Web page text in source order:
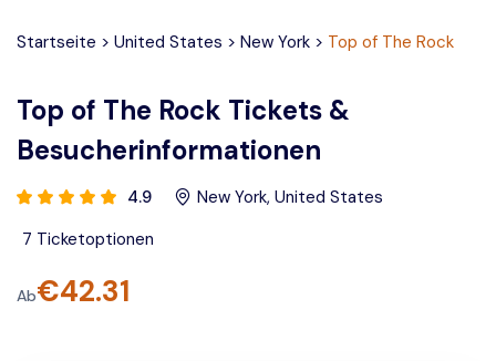
Startseite > United States > New York > Top of The Rock
Top of The Rock Tickets &
Besucherinformationen
4.9 New York, United States
7 Ticketoptionen
Ab€42.31